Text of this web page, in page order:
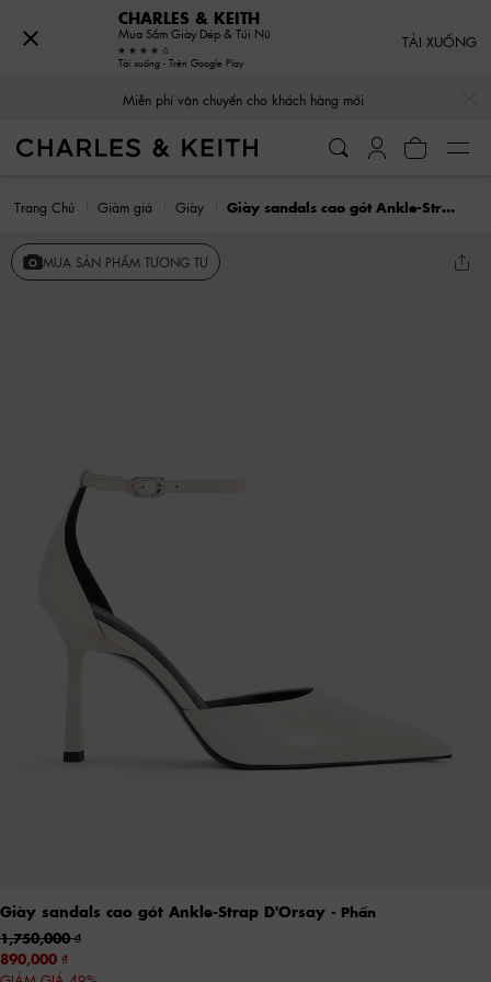
Miễn phí vận chuyển cho khách hàng mới
Trang Chủ Giảm giá Giày Giày sandals cao gót Ankle-Strap D'Orsay
MUA SẢN PHẨM TƯƠNG TỰ
Giày sandals cao gót Ankle-Strap D'Orsay - Phấn
1,750,000
890,000
CHARLES & KEITH
Mua Sắm Giày Dép & Túi Nữ
Tải xuống - Trên Google Play
TẢI XUỐNG